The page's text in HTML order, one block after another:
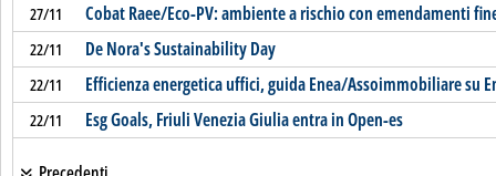
27/11 Cobat Raee/Eco-PV: ambiente a rischio con emendamenti
22/11 De Nora's Sustainability Day
22/11 Efficienza energetica uffici, guida Enea/Assoimmobiliare su
22/11 Esg Goals, Friuli Venezia Giulia entra in Open-es